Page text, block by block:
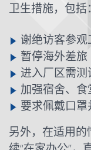
卫生措施，包括：
谢绝访客参观
暂停海外差旅
进入厂区需
加强宿舍、
要求佩戴口
另外，在适用